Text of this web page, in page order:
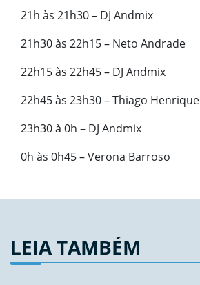
21h às 21h30 – DJ Andmix
21h30 às 22h15 – Neto Andrade
22h15 às 22h45 – DJ Andmix
22h45 às 23h30 – Thiago Henrique
23h30 à 0h – DJ Andmix
0h às 0h45 – Verona Barroso
LEIA TAMBÉM